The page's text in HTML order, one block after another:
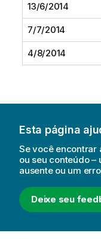
13/6/2014
7/7/2014
4/8/2014
Esta página
Se você encontrar
ou seu conteúdo
ausente ou um
Deixe seu